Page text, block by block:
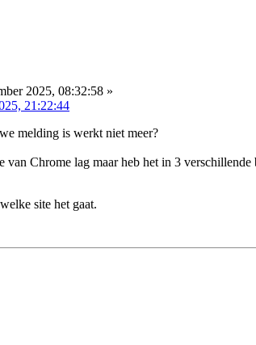
2025, 08:32:58 »
21:22:44
melding is werkt niet meer?
van Chrome lag maar heb het in 3
site het gaat.